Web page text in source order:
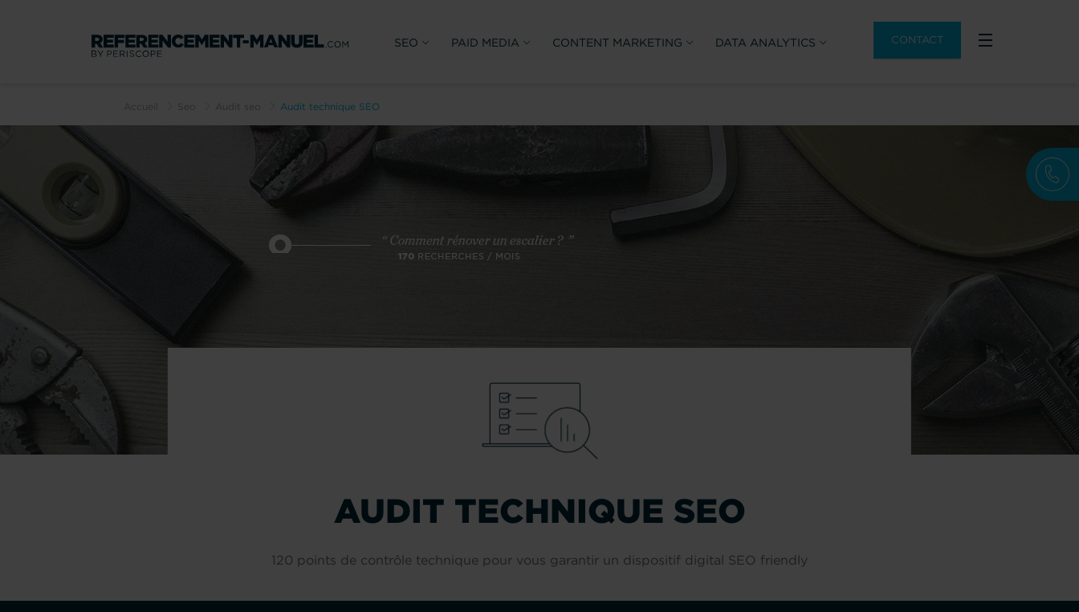
SEO PAID MEDIA CONTENT MARKETING DATA ANALYTICS CONTACT
Accueil Audit seo Audit technique SEO
AUDIT TECHNIQUE SEO
120 points de contrôle technique pour vous garantir un dispositif digital SEO friendly